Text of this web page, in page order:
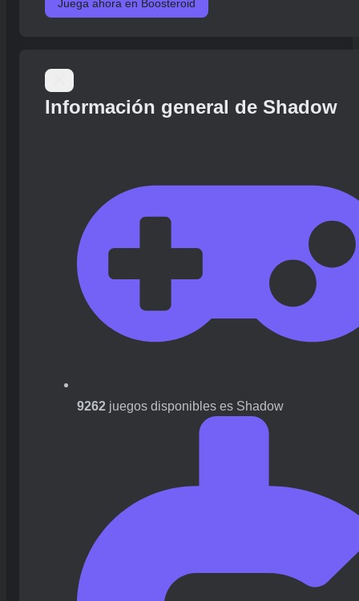
Juega ahora en Boosteroid
Información general de Shadow
9262 juegos disponibles es Shadow